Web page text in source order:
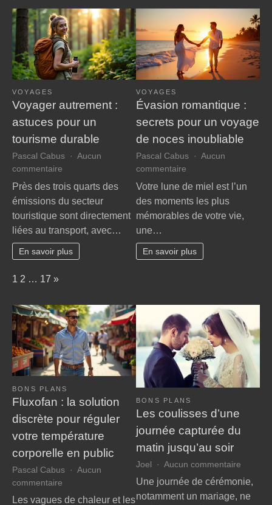
VOYAGES
Voyager autrement :
astuces pour un
tourisme durable
Pascal Cabus
Aucun
commentaire
Voyager
autrement
:
astuces
pour
un
tourisme
Près des trois quarts des
émissions du secteur
touristique sont directement
liées au transport, avec…
En savoir plus
VOYAGES
Évasion romantique :
secrets pour un voyage
de noces inoubliable
Pascal Cabus
Aucun
commentaire
Évasion
:
secrets
un
voyage
Votre lune de miel est l’un
des moments les plus
mémorables de votre vie,
une…
En savoir plus
Page:
1 2 … 17 Next
»
BONS PLANS
Fluxofan : la solution
discrète pour réguler
votre température
corporelle en public
Pascal Cabus
Aucun
commentaire
Fluxofan
Les vagues de chaleur et les
BONS PLANS
Les coulisses d’une
journée capturée du
matin jusqu’au soir
Joel Aucun commentaire
Les
d’une
Une journée de cérémonie,
notamment un mariage, ne